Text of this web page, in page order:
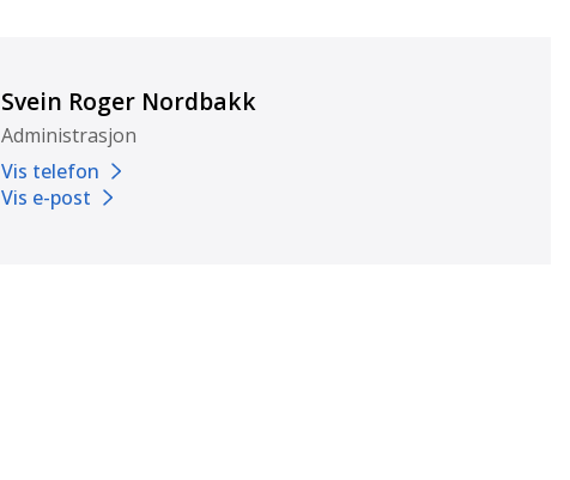
Svein Roger Nordbakk
Administrasjon
Vis telefon
Vis e-post